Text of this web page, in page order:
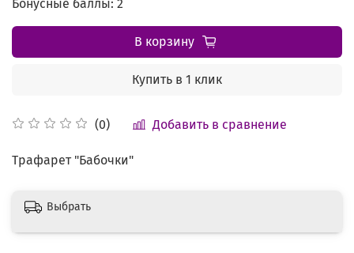
(0) Добавить в сравнение
Бонусные баллы: 2
В корзину
Купить в 1 клик
Трафарет "Бабочки"
Выбрать